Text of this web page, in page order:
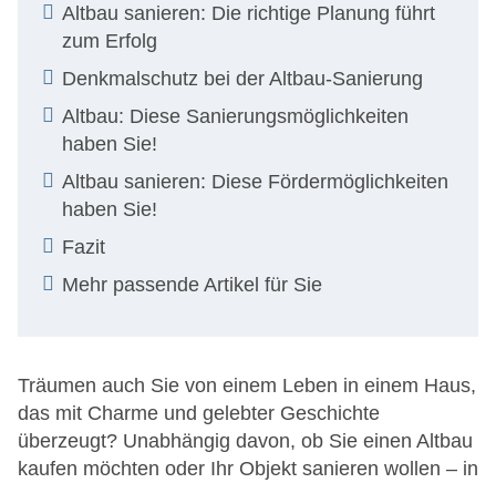
Altbau sanieren: Die richtige Planung führt
zum Erfolg
Denkmalschutz bei der Altbau-Sanierung
Altbau: Diese Sanierungsmöglichkeiten
haben Sie!
Altbau sanieren: Diese Fördermöglichkeiten
haben Sie!
Fazit
Mehr passende Artikel für Sie
Träumen auch Sie von einem Leben in einem Haus,
das mit Charme und gelebter Geschichte
überzeugt? Unabhängig davon, ob Sie einen Altbau
kaufen möchten oder Ihr Objekt sanieren wollen – in